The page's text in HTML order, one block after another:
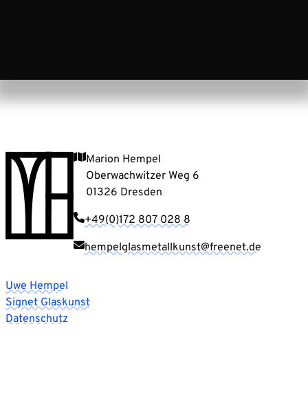
Marion Hempel
Oberwachwitzer Weg 6
01326 Dresden
+49(0)172 807 028 8
hempelglasmetallkunst@freenet.de
Uwe Hempel
Signet Glaskunst
Datenschutz